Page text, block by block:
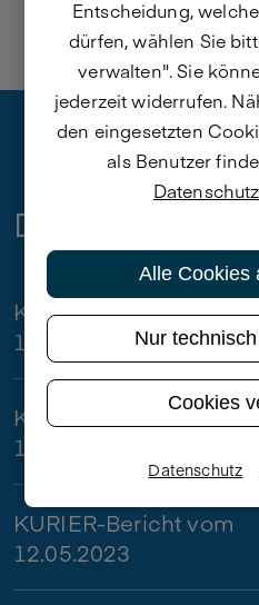
Downloads
KURIER-Bericht vom
10.05.2023
KURIER-Bericht vom
11.05.2023
KURIER-Bericht vom
12.05.2023
Entscheidung,
dürfen, wählen Sie
verwalten". Sie
jederzeit widerrufen.
den eingesetzten
als Benutzer
Alle Cookies
Nur
Cookies
Datenschutz